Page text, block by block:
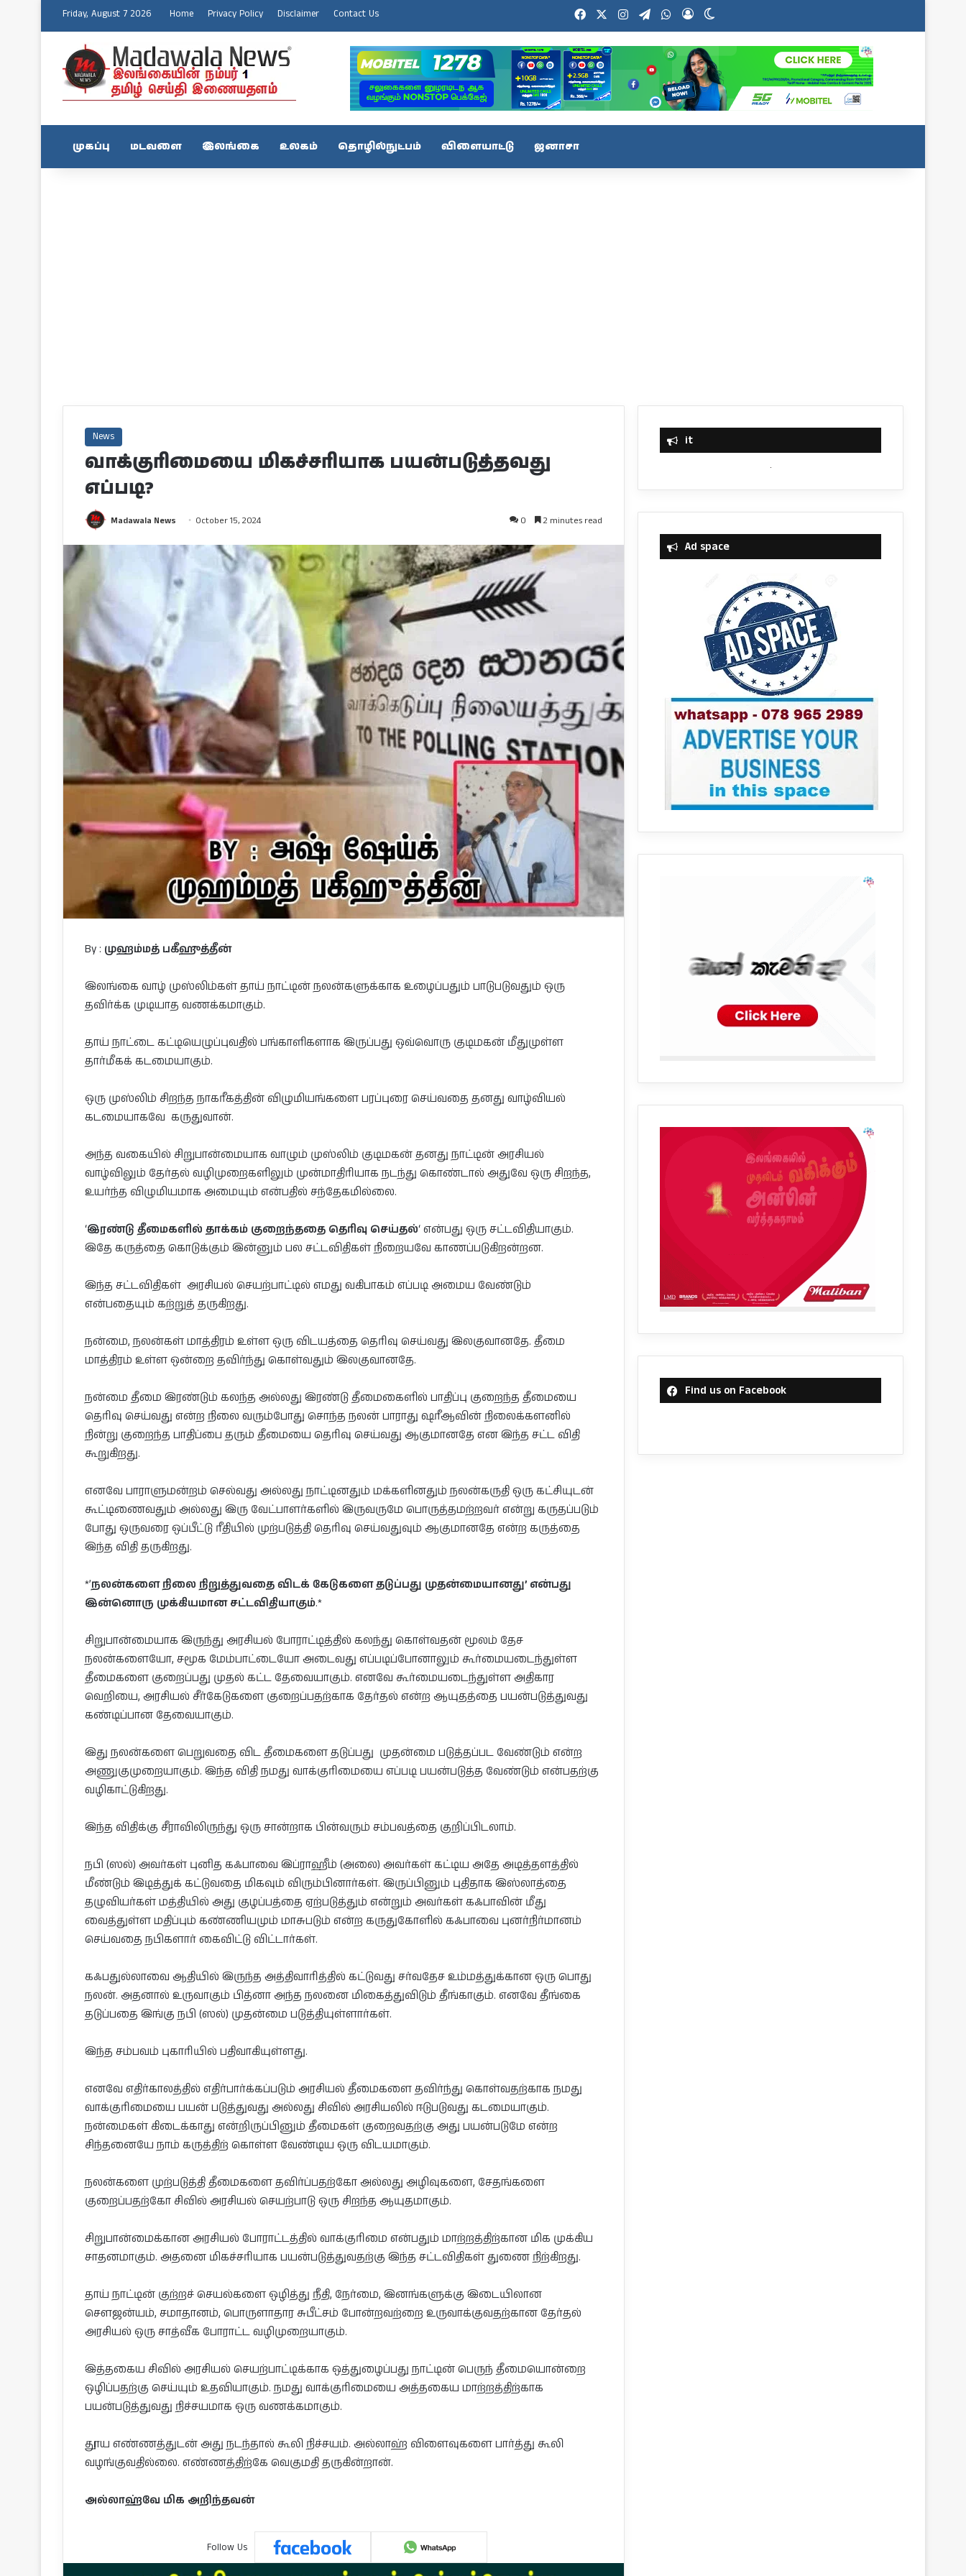
Friday, August 7 2026 Home Privacy Policy Disclaimer Contact Us FacebookInstagramTelegramWhatsApp
Log In
முகப்பு மடவளை இலங்கை உலகம் தொழில்நுட்பம் விளையாட்டு ஜனாசா
News
வாக்குரிமையை மிகச்சரியாக பயன்படுத்தவது
எப்படி?
Madawala News October 15, 2024 0 2 minutes read
By : முஹம்மத் பகீஹுத்தீன்
இலங்கை வாழ் முஸ்லிம்கள் தாய் நாட்டின் நலன்களுக்காக உழைப்பதும் பாடுபடுவதும் ஒரு
தவிர்க்க முடியாத வணக்கமாகும்.
தாய் நாட்டை கட்டியெழுப்புவதில் பங்காளிகளாக இருப்பது ஒவ்வொரு குடிமகன் மீதுமுள்ள
தார்மீகக் கடமையாகும்.
ஒரு முஸ்லிம் சிறந்த நாகரீகத்தின் விழுமியங்களை பரப்புரை செய்வதை தனது வாழ்வியல்
கடமையாகவே கருதுவான்.
அந்த வகையில் சிறுபான்மையாக வாழும் முஸ்லிம் குடிமகன் தனது நாட்டின் அரசியல்
வாழ்விலும் தேர்தல் வழிமுறைகளிலும் முன்மாதிரியாக நடந்து கொண்டால் அதுவே ஒரு சிறந்த,
உயர்ந்த விழுமியமாக அமையும் என்பதில் சந்தேகமில்லை.
‘இரண்டு தீமைகளில் தாக்கம் குறைந்ததை தெரிவு செய்தல்‘ என்பது ஒரு சட்டவிதியாகும்.
இதே கருத்தை கொடுக்கும் இன்னும் பல சட்டவிதிகள் நிறையவே காணப்படுகிறன்றன.
இந்த சட்டவிதிகள் அரசியல் செயற்பாட்டில் எமது வகிபாகம் எப்படி அமைய வேண்டும்
என்பதையும் கற்றுத் தருகிறது.
நன்மை, நலன்கள் மாத்திரம் உள்ள ஒரு விடயத்தை தெரிவு செய்வது இலகுவானதே. தீமை
மாத்திரம் உள்ள ஒன்றை தவிர்ந்து கொள்வதும் இலகுவானதே.
நன்மை தீமை இரண்டும் கலந்த அல்லது இரண்டு தீமைகைளில் பாதிப்பு குறைந்த தீமையை
தெரிவு செய்வது என்ற நிலை வரும்போது சொந்த நலன் பாராது ஷரீஆவின் நிலைக்களனில்
நின்று குறைந்த பாதிப்பை தரும் தீமையை தெரிவு செய்வது ஆகுமானதே என இந்த சட்ட விதி
கூறுகிறது.
எனவே பாராளுமன்றம் செல்வது அல்லது நாட்டினதும் மக்களினதும் நலன்கருதி ஒரு கட்சியுடன்
கூட்டிணைவதும் அல்லது இரு வேட்பாளர்களில் இருவருமே பொருத்தமற்றவர் என்று கருதப்படும்
போது ஒருவரை ஒப்பீட்டு ரீதியில் முற்படுத்தி தெரிவு செய்வதுவும் ஆகுமானதே என்ற கருத்தை
இந்த விதி தருகிறது.
*’நலன்களை நிலை நிறுத்துவதை விடக் கேடுகளை தடுப்பது முதன்மையானது’ என்பது
இன்னொரு முக்கியமான சட்டவிதியாகும்.*
சிறுபான்மையாக இருந்து அரசியல் போராட்டித்தில் கலந்து கொள்வதன் மூலம் தேச
நலன்களையோ, சமூக மேம்பாட்டையோ அடைவது எப்படிப்போனாலும் கூர்மையடைந்துள்ள
தீமைகளை குறைப்பது முதல் கட்ட தேவையாகும். எனவே கூர்மையடைந்துள்ள அதிகார
வெறியை, அரசியல் சீர்கேடுகளை குறைப்பதற்காக தேர்தல் என்ற ஆயுதத்தை பயன்படுத்துவது
கண்டிப்பான தேவையாகும்.
இது நலன்களை பெறுவதை விட தீமைகளை தடுப்பது முதன்மை படுத்தப்பட வேண்டும் என்ற
அணுகுமுறையாகும். இந்த விதி நமது வாக்குரிமையை எப்படி பயன்படுத்த வேண்டும் என்பதற்கு
வழிகாட்டுகிறது.
இந்த விதிக்கு சீராவிலிருந்து ஒரு சான்றாக பின்வரும் சம்பவத்தை குறிப்பிடலாம்.
நபி (ஸல்) அவர்கள் புனித கஃபாவை இப்ராஹீம் (அலை) அவர்கள் கட்டிய அதே அடித்தளத்தில்
மீண்டும் இடித்துக் கட்டுவதை மிகவும் விரும்பினார்கள். இருப்பினும் புதிதாக இஸ்லாத்தை
தழுவியர்கள் மத்தியில் அது குழப்பத்தை ஏற்படுத்தும் என்றும் அவர்கள் கஃபாவின் மீது
வைத்துள்ள மதிப்பும் கண்ணியமும் மாசுபடும் என்ற கருதுகோளில் கஃபாவை புனர்நிர்மானம்
செய்வதை நபிகளார் கைவிட்டு விட்டார்கள்.
கஃபதுல்லாவை ஆதியில் இருந்த அத்திவாரித்தில் கட்டுவது சர்வதேச உம்மத்துக்கான ஒரு பொது
நலன். அதனால் உருவாகும் பித்னா அந்த நலனை மிகைத்துவிடும் தீங்காகும். எனவே தீங்கை
தடுப்பதை இங்கு நபி (ஸல்) முதன்மை படுத்தியுள்ளார்கள்.
இந்த சம்பவம் புகாரியில் பதிவாகியுள்ளது.
எனவே எதிர்காலத்தில் எதிர்பார்க்கப்படும் அரசியல் தீமைகளை தவிர்ந்து கொள்வதற்காக நமது
வாக்குரிமையை பயன் படுத்துவது அல்லது சிவில் அரசியலில் ஈடுபடுவது கடமையாகும்.
நன்மைகள் கிடைக்காது என்றிருப்பினும் தீமைகள் குறைவதற்கு அது பயன்படுமே என்ற
சிந்தனையே நாம் கருத்திற் கொள்ள வேண்டிய ஒரு விடயமாகும்.
நலன்களை முற்படுத்தி தீமைகளை தவிர்ப்பதற்கோ அல்லது அழிவுகளை, சேதங்களை
குறைப்பதற்கோ சிவில் அரசியல் செயற்பாடு ஒரு சிறந்த ஆயுதமாகும்.
சிறுபான்மைக்கான அரசியல் போராட்டத்தில் வாக்குரிமை என்பதும் மாற்றத்திற்கான மிக முக்கிய
சாதனமாகும். அதனை மிகச்சரியாக பயன்படுத்துவதற்கு இந்த சட்டவிதிகள் துணை நிற்கிறது.
தாய் நாட்டின் குற்றச் செயல்களை ஒழித்து நீதி, நேர்மை, இனங்களுக்கு இடையிலான
சௌஜன்யம், சமாதானம், பொருளாதார சுபீட்சம் போன்றவற்றை உருவாக்குவதற்கான தேர்தல்
அரசியல் ஒரு சாத்வீக போராட்ட வழிமுறையாகும்.
இத்தகைய சிவில் அரசியல் செயற்பாட்டிக்காக ஒத்துழைப்பது நாட்டின் பெருந் தீமையொன்றை
ஒழிப்பதற்கு செய்யும் உதவியாகும். நமது வாக்குரிமையை அத்தகைய மாற்றத்திற்காக
பயன்படுத்துவது நிச்சயமாக ஒரு வணக்கமாகும்.
தூய எண்ணத்துடன் அது நடந்தால் கூலி நிச்சயம். அல்லாஹ் விளைவுகளை பார்த்து கூலி
வழங்குவதில்லை. எண்ணத்திற்கே வெகுமதி தருகின்றான்.
அல்லாஹ்வே மிக அறிந்தவன்
Follow Us
it
Ad space
Find us on Facebook